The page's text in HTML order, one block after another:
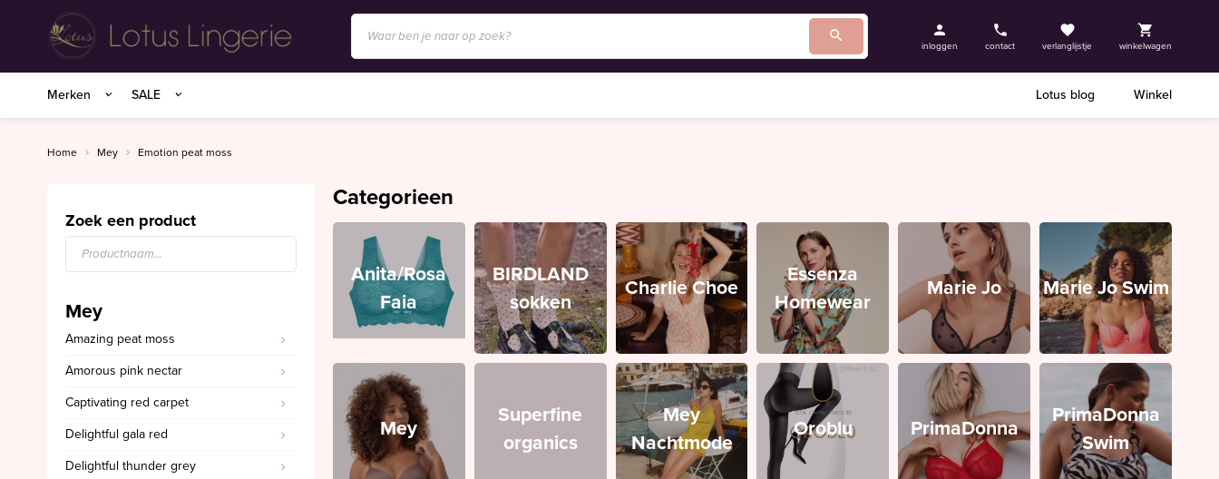
inloggen contact verlanglijstje winkelwagen
Merken SALE Lotus blog Winkel
Anita/Rosa Faia
BIRDLAND sokken
Charlie Choe
Marie Jo
Marie Jo Swim
Superfine organics
Mey Nachtmode
Oroblu
PrimaDonna
PrimaDonna Swim
PrimaDonna Twist
Home Mey Emotion peat moss
Zoek een product
Mey
Amazing peat moss
Amorous pink nectar
Captivating red carpet
Delightful gala red
Delightful thunder grey
Categorieen
Anita/Rosa
Faia
BIRDLAND
sokken
Charlie Choe
Essenza
Homewear
Marie Jo Marie Jo Swim
Mey
Superfine
organics
Mey
Nachtmode
Oroblu PrimaDonna
PrimaDonna
Swim